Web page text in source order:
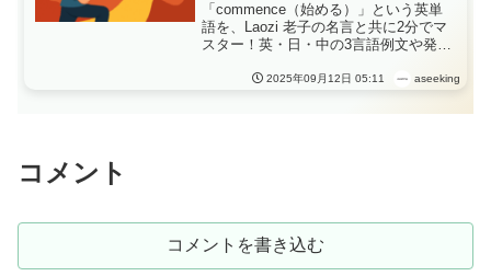
「commence（始める）」という英単
語を、Laozi 老子の名言と共に2分でマ
スター！英・日・中の3言語例文や発
る毎日英語学習、「commence」が教
2025年09月12日 05:11 aseeking
コメント
コメントを書き込む